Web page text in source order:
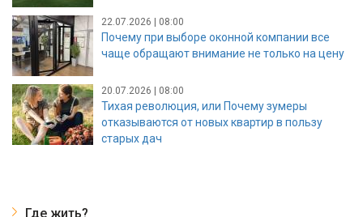
22.07.2026 | 08:00
Почему при выборе оконной компании все
чаще обращают внимание не только на цену
20.07.2026 | 08:00
Тихая революция, или Почему зумеры
отказываются от новых квартир в пользу
старых дач
Где жить?